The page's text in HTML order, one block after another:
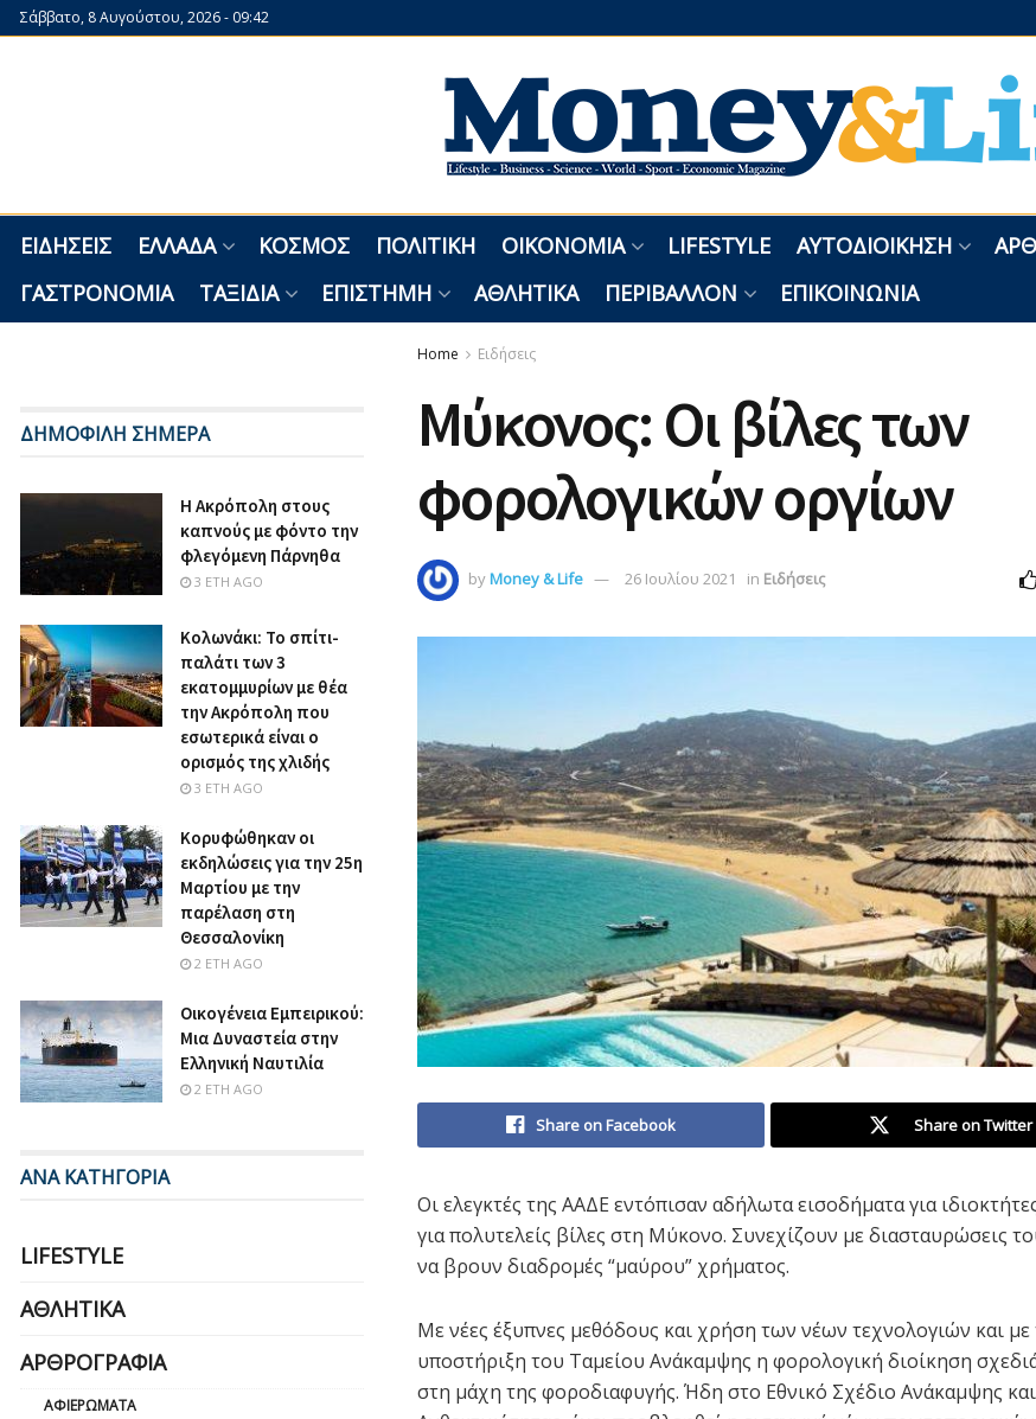
Σάββατο, 8 Αυγούστου, 2026 - 09:42
ΕΙΔΉΣΕΙΣ ΕΛΛΆΔΑ ΚΌΣΜΟΣ ΠΟΛΙΤΙΚΉ ΟΙΚΟΝΟΜΊΑ LIFESTYLE ΑΥΤΟΔΙΟΊΚΗΣΗ
ΓΑΣΤΡΟΝΟΜΊΑ
ΤΑΞΊΔΙΑ ΕΠΙΣΤΉΜΗ ΑΘΛΗΤΙΚΆ ΠΕΡΙΒΆΛΛΟΝ ΕΠΙΚΟΙΝΩΝΊΑ
Home Ειδήσεις
Μύκονος: Οι βίλες των
φορολογικών οργίων
byMoney & Life 26 Ιουλίου 2021 in Ειδήσεις
Share on Facebook Share on Twitter
Οι ελεγκτές της ΑΑΔΕ εντόπισαν αδήλωτα εισοδήματα για
για πολυτελείς βίλες στη Μύκονο. Συνεχίζουν με διασταυρώσεις
να βρουν διαδρομές “μαύρου” χρήματος.
Με νέες έξυπνες μεθόδους και χρήση των νέων τεχνολογιών και με
υποστήριξη του Ταμείου Ανάκαμψης η φορολογική διοίκηση
στη μάχη της φοροδιαφυγής. Ήδη στο Εθνικό Σχέδιο Ανάκαμψης και
ΔΗΜΟΦΙΛΗ ΣΗΜΕΡΑ
Η Ακρόπολη στους
καπνούς με φόντο την
φλεγόμενη Πάρνηθα
3 ΈΤΗ AGO
Κολωνάκι: Το σπίτι-
παλάτι των 3
εκατομμυρίων με θέα
την Ακρόπολη που
εσωτερικά είναι ο
ορισμός της χλιδής
3 ΈΤΗ AGO
Κορυφώθηκαν οι
εκδηλώσεις για την 25η
Μαρτίου με την
παρέλαση στη
Θεσσαλονίκη
2 ΈΤΗ AGO
Οικογένεια Εμπειρικού:
Μια Δυναστεία στην
Ελληνική Ναυτιλία
2 ΈΤΗ AGO
ΑΝΑ ΚΑΤΗΓΟΡΙΑ
LIFESTYLE
ΑΘΛΗΤΙΚΆ
ΑΡΘΡΟΓΡΑΦΊΑ
ΑΦΙΕΡΏΜΑΤΑ